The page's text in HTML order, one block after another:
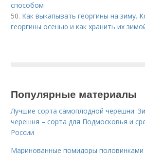
способом
50. Как выкапывать георгины на зиму.
георгины осенью и как хранить их
Популярные материалы
Лучшие сорта самоплодной черешни.
черешня – сорта для Подмосковья и
России
Маринованные помидоры половинками